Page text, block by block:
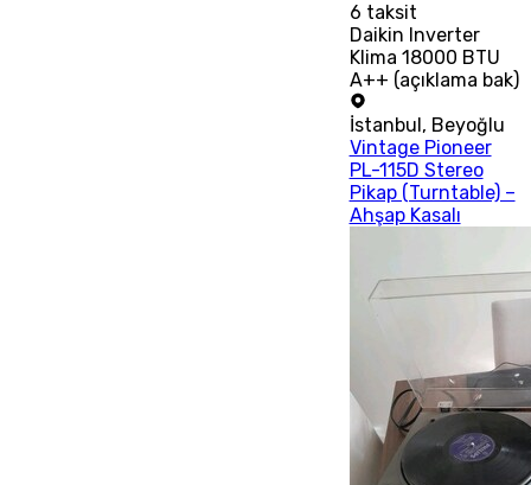
6 taksit
Daikin Inverter
Klima 18000 BTU
A++ (açıklama bak)
İstanbul , Beyoğlu
Vintage Pioneer
PL-115D Stereo
Pikap (Turntable) –
Ahşap Kasalı